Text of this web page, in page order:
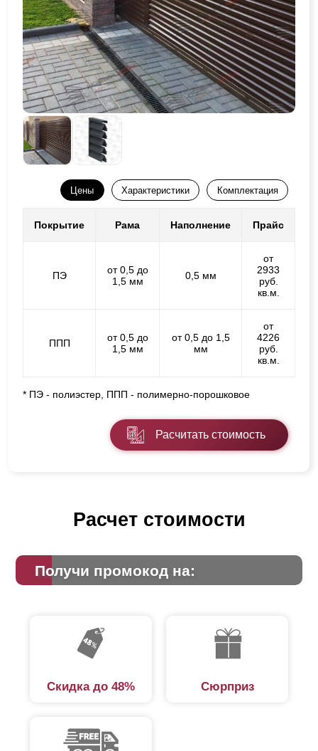
Цены Характеристики Комплектация
Покрытие Рама Наполнение Прайс
ПЭ
от 0,5 до
1,5 мм
0,5 мм
от
2933
руб.
кв.м.
ППП
от 0,5 до
1,5 мм
от 0,5 до 1,5
мм
от
4226
руб.
кв.м.
* ПЭ - полиэстер, ППП - полимерно-порошковое
Расчитать стоимость
Расчет стоимости
Получи промокод на:
Скидка до 48% Сюрприз